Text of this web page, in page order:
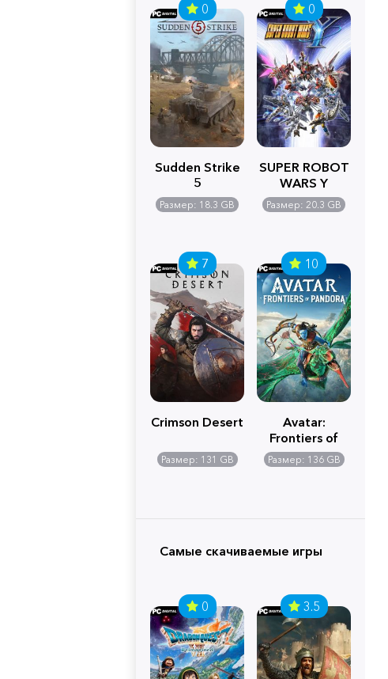
0
Sudden Strike
5
Размер: 18.3 GB
0
SUPER ROBOT
WARS Y
Размер: 20.3 GB
7
Crimson Desert
Размер: 131 GB
10
Avatar:
Frontiers of
Pandora
Размер: 136 GB
Самые скачиваемые игры
0 3.5